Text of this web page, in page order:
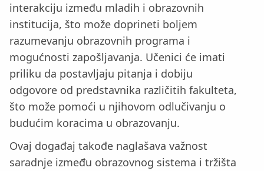
interakciju između mladih i obrazovnih
institucija, što može doprineti boljem
razumevanju obrazovnih programa i
mogućnosti zapošljavanja. Učenici će imati
priliku da postavljaju pitanja i dobiju
odgovore od predstavnika različitih fakulteta,
što može pomoći u njihovom odlučivanju o
budućim koracima u obrazovanju.
Ovaj događaj takođe naglašava važnost
saradnje između obrazovnog sistema i tržišta